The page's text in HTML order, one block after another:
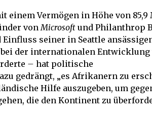
einem Vermögen in Höhe von
vonMicrosoft und Philanthrop
seiner in Seattle
der internationalen Entwicklung
– hat politische
gedrängt, „es Afrikanern zu
Hilfe auszugeben, um
die den Kontinent zu